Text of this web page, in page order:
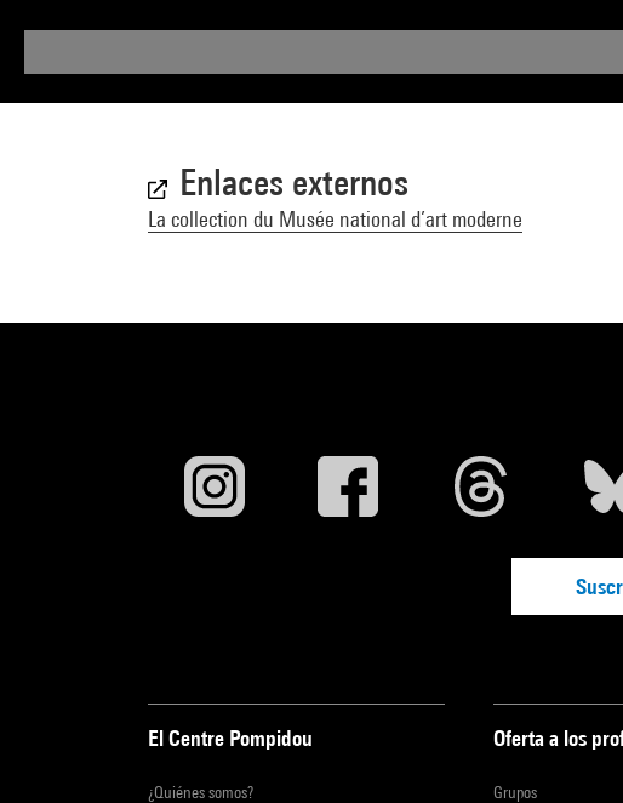
Enlaces externos
La collection du Musée national d’art moderne
El Centre Pompidou
¿Quiénes somos?
Oferta a los
Grupos